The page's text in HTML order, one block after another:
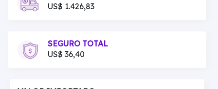
US$ 1.426,83
SEGURO TOTAL
US$ 36,40